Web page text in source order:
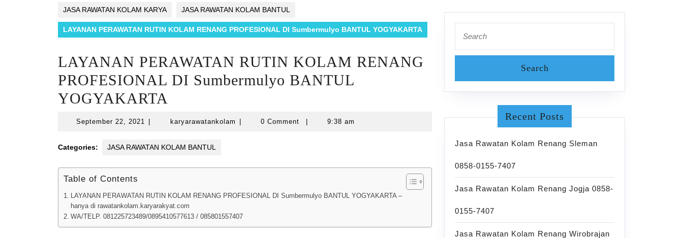
JASA RAWATAN KOLAM KARYA JASA RAWATAN KOLAM BANTUL
LAYANAN PERAWATAN RUTIN KOLAM RENANG PROFESIONAL DI Sumbermulyo BANTUL YOGYAKARTA
LAYANAN PERAWATAN RUTIN KOLAM RENANG
PROFESIONAL DI Sumbermulyo BANTUL
YOGYAKARTA
September 22, 2021 Septemberkaryarawatankolam karyarawatankolam
0 Comment 9:38 am
Categories: JASA RAWATAN KOLAM BANTUL
Table of Contents
LAYANAN PERAWATAN RUTIN KOLAM RENANG PROFESIONAL DI Sumbermulyo BANTUL YOGYAKARTA –
hanya di rawatankolam.karyarakyat.com
WA/TELP. 081225723489/0895410577613 / 085801557407
for:
Recent Posts
Jasa Rawatan Kolam Renang Sleman
0858-0155-7407
Jasa Rawatan Kolam Renang Jogja 0858-
0155-7407
Jasa Rawatan Kolam Renang Wirobrajan